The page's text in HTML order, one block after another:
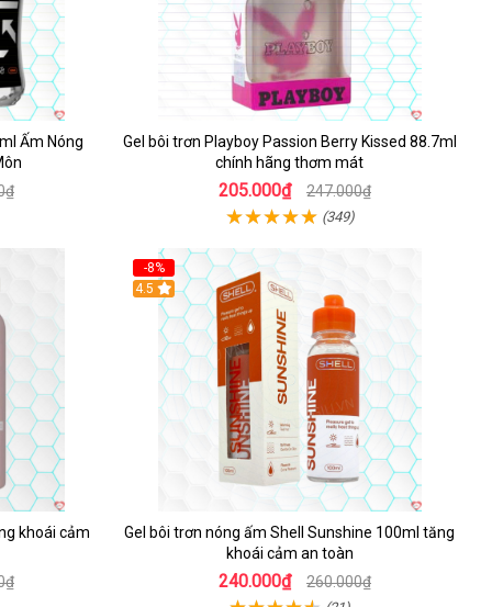
Ấm Nóng
Gel bôi trơn Playboy Passion Berry Kissed 88.7ml
chính hãng thơm mát
205.000₫ 247.000₫
(349)
khoái cảm
-8%
Hot
4.5
Gel bôi trơn nóng ấm Shell Sunshine 100ml tăng
khoái cảm an toàn
240.000₫ 260.000₫